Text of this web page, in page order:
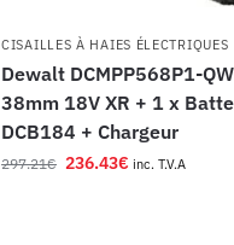
CISAILLES À HAIES ÉLECTRIQUES
Dewalt DCMPP568P1-
38mm 18V XR + 1 x
DCB184 + Chargeur
297.21€ 236.43€ inc. T.V.A